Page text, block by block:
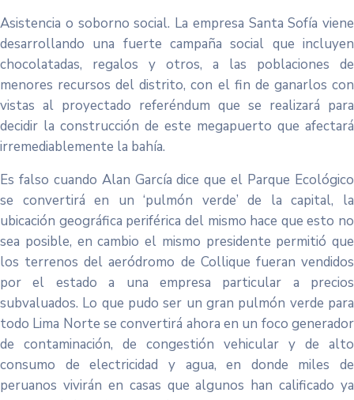
Asistencia o soborno social. La empresa Santa Sofía viene
desarrollando una fuerte campaña social que incluyen
chocolatadas, regalos y otros, a las poblaciones de
menores recursos del distrito, con el fin de ganarlos con
vistas al proyectado referéndum que se realizará para
decidir la construcción de este megapuerto que afectará
irremediablemente la bahía.
Es falso cuando Alan García dice que el Parque Ecológico
se convertirá en un ‘pulmón verde’ de la capital, la
ubicación geográfica periférica del mismo hace que esto no
sea posible, en cambio el mismo presidente permitió que
los terrenos del aeródromo de Collique fueran vendidos
por el estado a una empresa particular a precios
subvaluados. Lo que pudo ser un gran pulmón verde para
todo Lima Norte se convertirá ahora en un foco generador
de contaminación, de congestión vehicular y de alto
consumo de electricidad y agua, en donde miles de
peruanos vivirán en casas que algunos han calificado ya